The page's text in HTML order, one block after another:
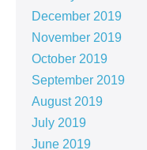
December 2019
November 2019
October 2019
September 2019
August 2019
July 2019
June 2019